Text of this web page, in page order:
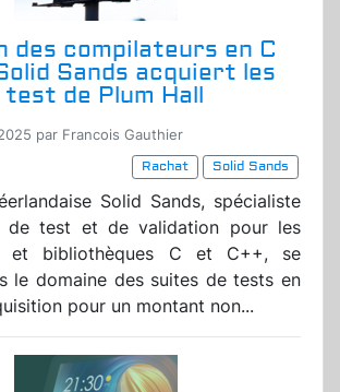
des compilateurs en C
Sands acquiert les
de Plum Hall
par Francois Gauthier
Rachat
Solid Sands
Solid Sands, spécialiste
de test et de validation pour les
et bibliothèques C et C++, se
le domaine des suites de tests en
pour un montant non...